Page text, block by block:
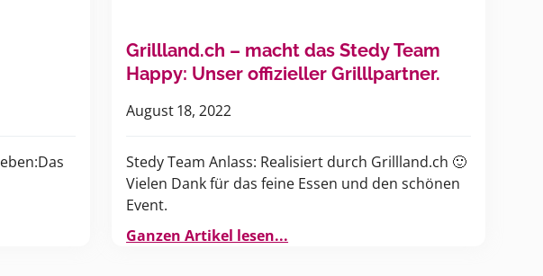
Grillland.ch – macht das Stedy Team
Happy: Unser offizieller Grilllpartner.
August 18, 2022
Stedy Team Anlass: Realisiert durch Grillland.ch 🙂
Vielen Dank für das feine Essen und den schönen
Event.
Ganzen Artikel lesen...